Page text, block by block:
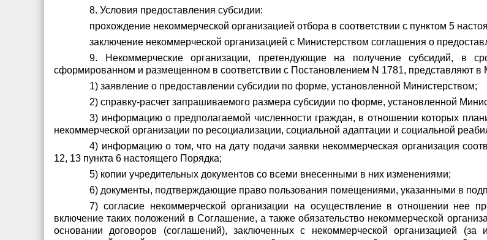
8. Условия предоставления субсидии:
прохождение некоммерческой организацией отбора в соответствии с пунктом 5
заключение некоммерческой организацией с Министерством соглашения о
9. Некоммерческие организации, претендующие на получение субсидий, в
сформированном и размещенном в соответствии с Постановлением N 1781, представляют
1) заявление о предоставлении субсидии по форме, установленной Министерством;
2) справку-расчет запрашиваемого размера субсидии по форме, установленной
3) информацию о предполагаемой численности граждан, в отношении которых
некоммерческой организации по ресоциализации, социальной адаптации и социальной
4) информацию о том, что на дату подачи заявки некоммерческая организация
12, 13 пункта 6 настоящего Порядка;
5) копии учредительных документов со всеми внесенными в них изменениями;
6) документы, подтверждающие право пользования помещениями, указанными в
7) согласие некоммерческой организации на осуществление в отношении нее
включение таких положений в Соглашение, а также обязательство некоммерческой
основании договоров (соглашений), заключенных с некоммерческой организацией (за